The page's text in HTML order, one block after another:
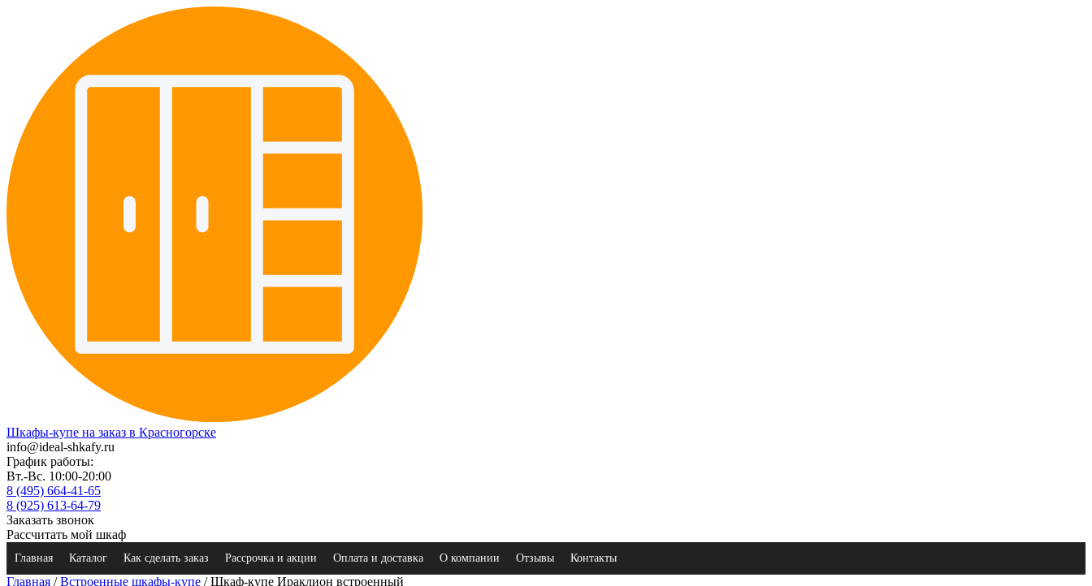
Шкафы-купе на заказ в Красногорске
info@ideal-shkafy.ru
График работы:
Вт.-Вс. 10:00-20:00
8 (495) 664-41-65
8 (925) 613-64-79
Заказать звонок
Рассчитать мой шкаф
Главная Каталог Как сделать заказ Рассрочка и акции Оплата и доставка О компании Отзывы Контакты
Главная /Встроенные шкафы-купе / Шкаф-купе Ираклион встроенный